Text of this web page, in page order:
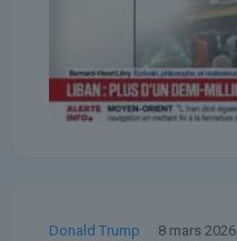
Donald Trump 8 mars 2026